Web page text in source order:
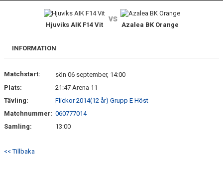
KONTAKT
MATCHER
Hjuviks AIK F14 Vit
vs
Azalea BK Orange
INFORMATION
Matchstart:
sön 06 september, 14:00
Plats:
21:47 Arena 11
Tävling:
Flickor 2014(12 år) Grupp E Höst
Matchnummer: 060777014
Samling:
13:00
<< Tillbaka